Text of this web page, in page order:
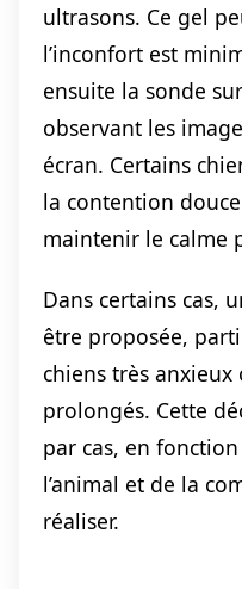
ultrasons. Ce gel
l’inconfort est
ensuite la sonde
observant les
écran. Certains
la contention
maintenir le calme
Dans certains cas,
être proposée,
chiens très anxieux
prolongés. Cette
par cas, en
l’animal et de la
réaliser.